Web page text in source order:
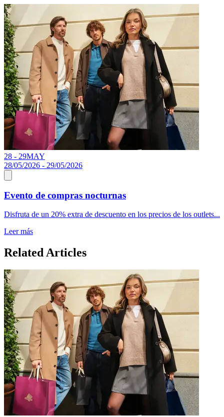
28 - 29MAY
28/05/2026 - 29/05/2026
Evento de compras nocturnas
Disfruta de un 20% extra de descuento en los precios de los outlets...
Leer más
Related Articles